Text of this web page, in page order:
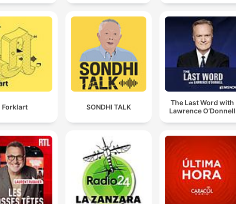
Forklart SONDHI TALK
The Last Word with
Lawrence O’Donnell